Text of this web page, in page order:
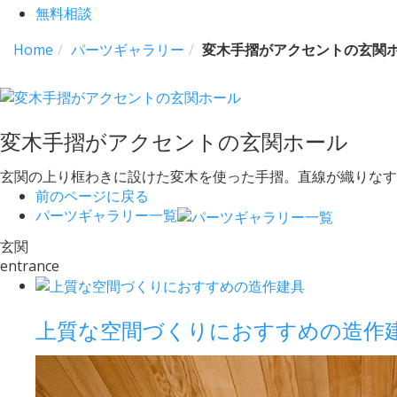
無料相談
Home
パーツギャラリー 変木手摺がアクセントの玄関
変木手摺がアクセントの玄関ホール
玄関の上り框わきに設けた変木を使った手摺。直線が織りな
前のページに戻る
パーツギャラリー一覧
玄関
entrance
上質な空間づくりにおすすめの造作